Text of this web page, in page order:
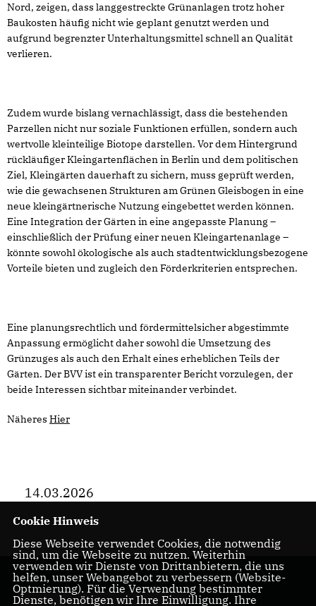
Nord, zeigen, dass langgestreckte Grünanlagen trotz hoher
Baukosten häufig nicht wie geplant genutzt werden und
aufgrund begrenzter Unterhaltungsmittel schnell an Qualität
verlieren.
Zudem wurde bislang vernachlässigt, dass die bestehenden
Parzellen nicht nur soziale Funktionen erfüllen, sondern auch
wertvolle kleinteilige Biotope darstellen. Vor dem Hintergrund
rückläufiger Kleingartenflächen in Berlin und dem politischen
Ziel, Kleingärten dauerhaft zu sichern, muss geprüft werden,
wie die gewachsenen Strukturen am Grünen Gleisbogen in eine
neue kleingärtnerische Nutzung eingebettet werden können.
Eine Integration der Gärten in eine angepasste Planung –
einschließlich der Prüfung einer neuen Kleingartenanlage –
könnte sowohl ökologische als auch stadtentwicklungsbezogene
Vorteile bieten und zugleich den Förderkriterien entsprechen.
Eine planungsrechtlich und fördermittelsicher abgestimmte
Anpassung ermöglicht daher sowohl die Umsetzung des
Grünzuges als auch den Erhalt eines erheblichen Teils der
Gärten. Der BVV ist ein transparenter Bericht vorzulegen, der
beide Interessen sichtbar miteinander verbindet.
Näheres Hier
14.03.2026
Cookie Hinweis
Diese Webseite verwendet Cookies, die notwendig
sind, um die Webseite zu nutzen. Weiterhin
verwenden wir Dienste von Drittanbietern, die uns
helfen, unser Webangebot zu verbessern (Website-
Optmierung). Für die Verwendung bestimmter
Dienste, benötigen wir Ihre Einwilligung. Ihre